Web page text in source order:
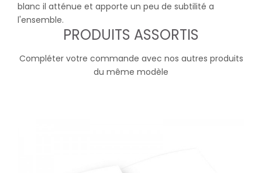
blanc il atténue et apporte un peu de subtilité a
l'ensemble.
PRODUITS ASSORTIS
Compléter votre commande avec nos autres produits
du même modèle